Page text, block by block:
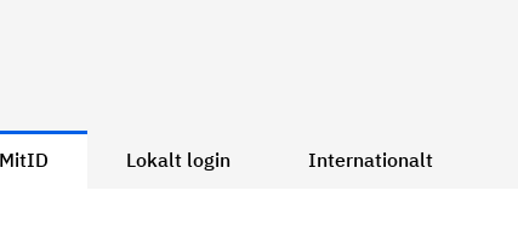
MitID Lokalt login Internationalt